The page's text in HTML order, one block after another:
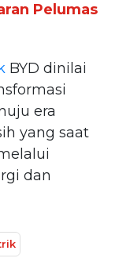
Pelumas
BYD dinilai
era
yang saat
dan